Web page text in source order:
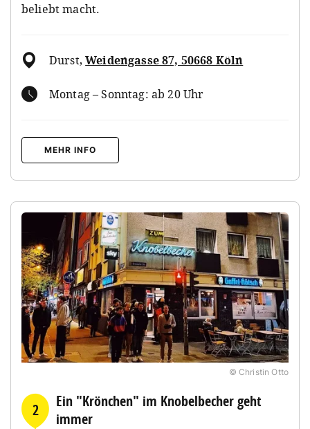
beliebt macht.
Durst,Weidengasse 87, 50668 Köln
Montag – Sonntag: ab 20 Uhr
MEHR INFO
© Christin Otto
2
Ein "Krönchen" im Knobelbecher geht
immer